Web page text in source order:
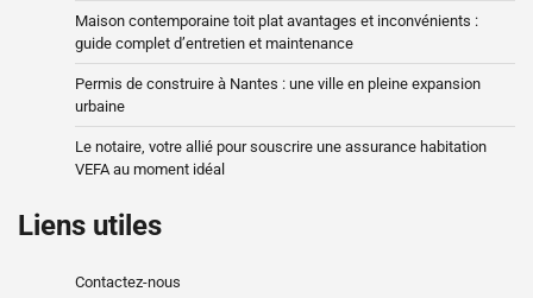
Maison contemporaine toit plat avantages et inconvénients :
guide complet d’entretien et maintenance
Permis de construire à Nantes : une ville en pleine expansion
urbaine
Le notaire, votre allié pour souscrire une assurance habitation
VEFA au moment idéal
Liens utiles
Contactez-nous